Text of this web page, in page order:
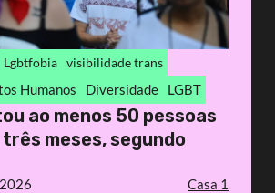
Lgbtfobia visibilidade trans
Humanos Diversidade LGBT
ao menos 50 pessoas
três meses, segundo
Casa 1